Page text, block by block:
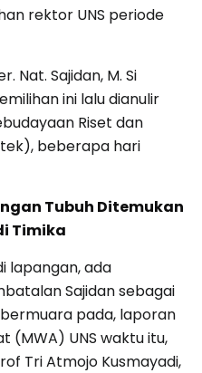
rektor UNS periode
Nat. Sajidan, M. Si
ini lalu dianulir
Riset dan
beberapa hari
Tubuh Ditemukan
Timika
lapangan, ada
Sajidan sebagai
pada, laporan
(MWA) UNS waktu itu,
Tri Atmojo Kusmayadi,